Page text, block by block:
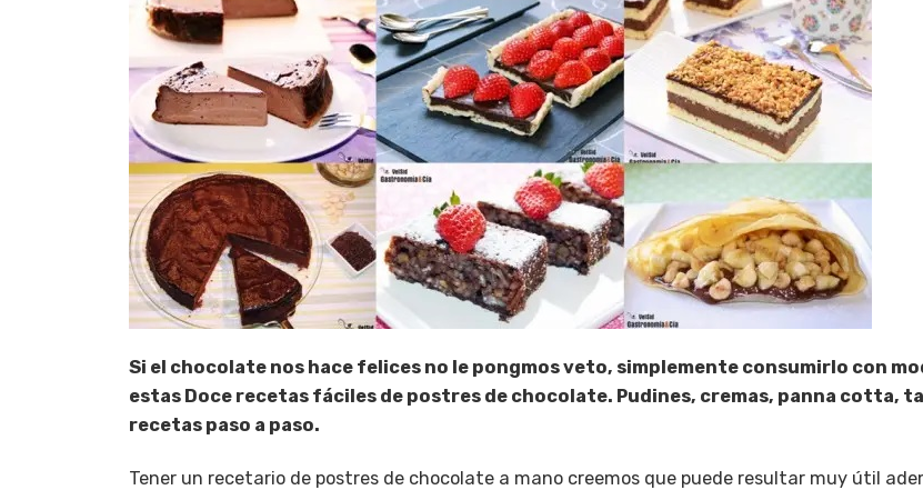
Si el chocolate nos hace felices no le pongmos veto, simplemente consumirlo con
estas Doce recetas fáciles de postres de chocolate. Pudines, cremas, panna cotta,
recetas paso a paso.
Tener un recetario de postres de chocolate a mano creemos que puede resultar muy útil